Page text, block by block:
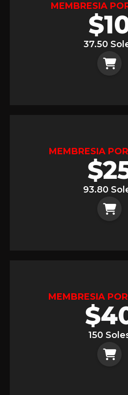
MEMBRESIA
$
37.50
MEMBRESIA
$
93.80
MEMBRESIA
$
150